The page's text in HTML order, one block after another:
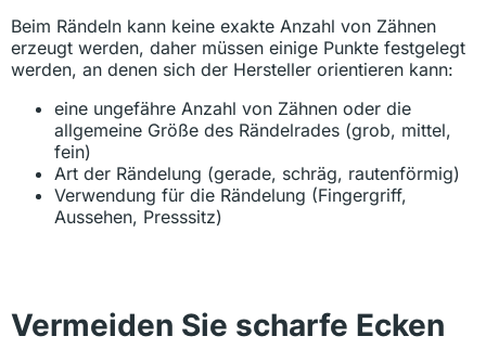
Beim Rändeln kann keine exakte Anzahl von Zähnen
erzeugt werden, daher müssen einige Punkte festgelegt
werden, an denen sich der Hersteller orientieren kann:
eine ungefähre Anzahl von Zähnen oder die
allgemeine Größe des Rändelrades (grob, mittel,
fein)
Art der Rändelung (gerade, schräg, rautenförmig)
Verwendung für die Rändelung (Fingergriff,
Aussehen, Presssitz)
Vermeiden Sie scharfe Ecken